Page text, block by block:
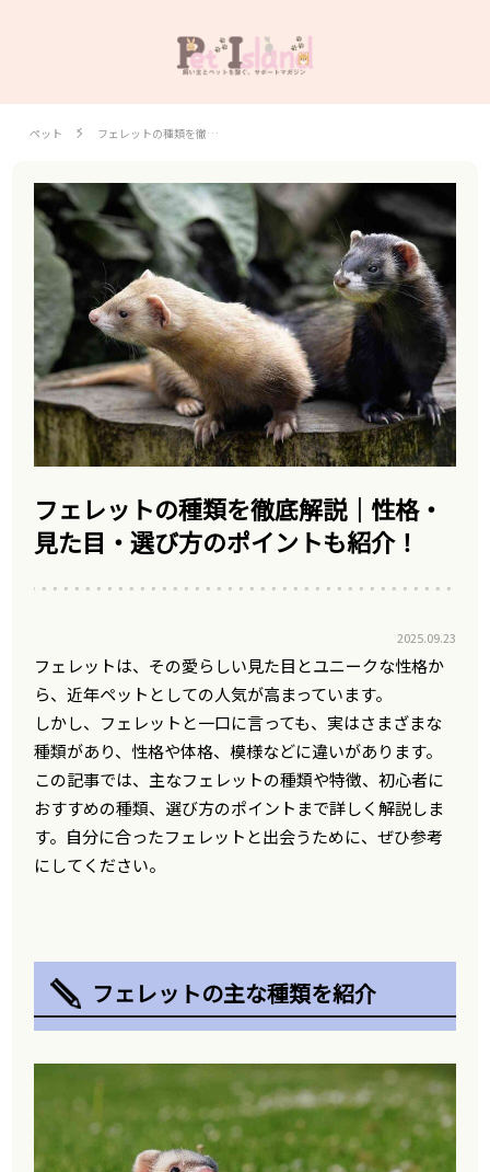
ペット フェレットの種類を徹…
フェレットの種類を徹底解説｜性格・
見た目・選び方のポイントも紹介！
2025.09.23
フェレットは、その愛らしい見た目とユニークな性格か
ら、近年ペットとしての人気が高まっています。
しかし、フェレットと一口に言っても、実はさまざまな
種類があり、性格や体格、模様などに違いがあります。
この記事では、主なフェレットの種類や特徴、初心者に
おすすめの種類、選び方のポイントまで詳しく解説しま
す。自分に合ったフェレットと出会うために、ぜひ参考
にしてください。
フェレットの主な種類を紹介